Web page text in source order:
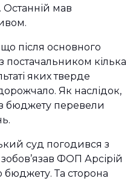
мав
після основного
постачальником кілька
яких тверде
Як наслідок,
бюджету перевели
суд погодився з
ФОП Арсірій
Та сторона